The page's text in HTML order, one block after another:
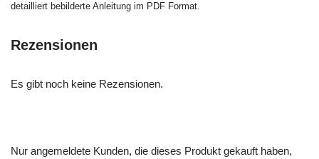
detailliert bebilderte Anleitung im PDF Format.
Rezensionen
Es gibt noch keine Rezensionen.
Nur angemeldete Kunden, die dieses Produkt gekauft haben,